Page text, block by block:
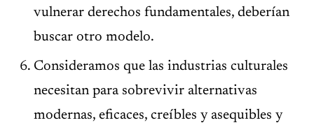
vulnerar derechos fundamentales, deberían
buscar otro modelo.
Consideramos que las industrias culturales
necesitan para sobrevivir alternativas
modernas, eficaces, creíbles y asequibles y